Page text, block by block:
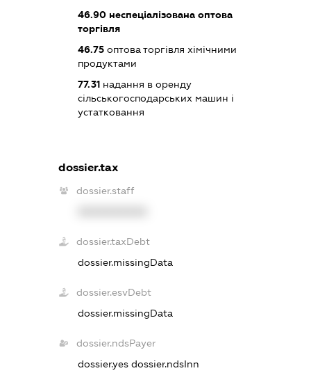
46.90неспеціалізована оптова
торгівля
46.75оптова торгівля хімічними
продуктами
77.31надання в оренду
сільськогосподарських машин і
устатковання
dossier.tax
dossier.staff
dossier.taxDebt
dossier.missingData
dossier.esvDebt
dossier.missingData
dossier.ndsPayer
dossier.yes dossier.ndsInn